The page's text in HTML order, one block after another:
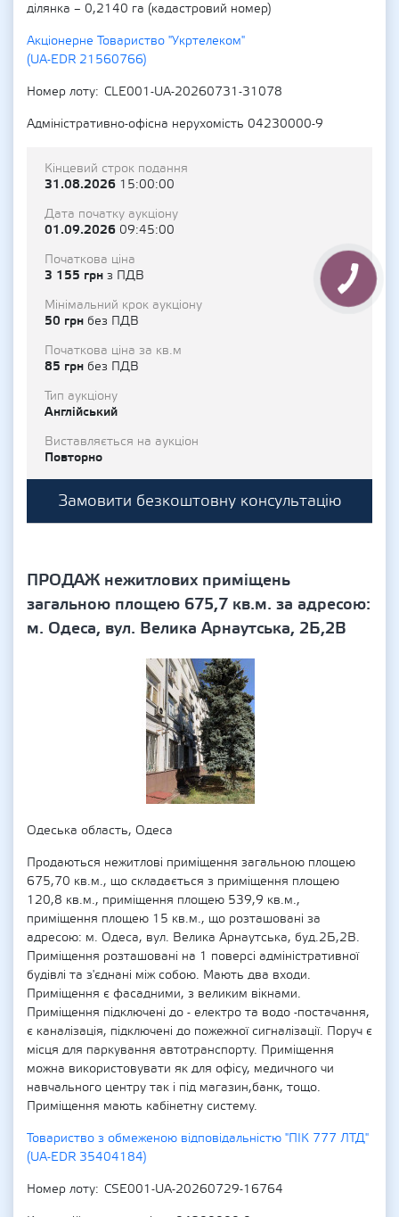
ділянка – 0,2140 га (кадастровий номер)
Акціонерне Товариство "Укртелеком"
(UA-EDR 21560766)
Номер лоту
CLE001-UA-20260731-31078
Адміністративно-офісна нерухомість 04230000-9
Кінцевий строк подання
31.08.2026 15:00:00
Дата початку аукціону
01.09.2026 09:45:00
Початкова ціна
3 155 грн з ПДВ
Мінімальний крок аукціону
50 грн без ПДВ
Початкова ціна за кв.м
85 грн без ПДВ
Тип аукціону
Англійський
Виставляється на аукціон
Повторно
Замовити безкоштовну консультацію
ПРОДАЖ нежитлових приміщень
загальною площею 675,7 кв.м. за адресою:
м. Одеса, вул. Велика Арнаутська, 2Б,2В
Одеська область, Одеса
Продаються нежитлові приміщення загальною площею
675,70 кв.м., що складається з приміщення площею
120,8 кв.м., приміщення площею 539,9 кв.м.,
приміщення площею 15 кв.м., що розташовані за
адресою: м. Одеса, вул. Велика Арнаутська, буд.2Б,2В.
Приміщення розташовані на 1 поверсі адміністративної
будівлі та з'єднані між собою. Мають два входи.
Приміщення є фасадними, з великим вікнами.
Приміщення підключені до - електро та водо -постачання,
є каналізація, підключені до пожежної сигналізації. Поруч є
місця для паркування автотранспорту. Приміщення
можна використовувати як для офісу, медичного чи
навчального центру так і під магазин,банк, тощо.
Приміщення мають кабінетну систему.
Товариство з обмеженою відповідальністю "ПІК 777 ЛТД"
(UA-EDR 35404184)
Номер лоту
CSE001-UA-20260729-16764